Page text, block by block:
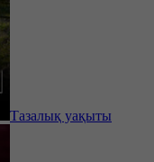
Тазалық уақыты